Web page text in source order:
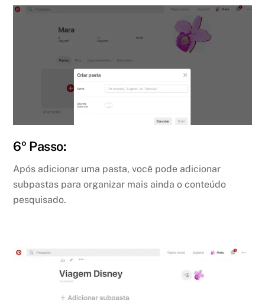
6º Passo:
Após adicionar uma pasta, você pode adicionar
subpastas para organizar mais ainda o conteúdo
pesquisado.